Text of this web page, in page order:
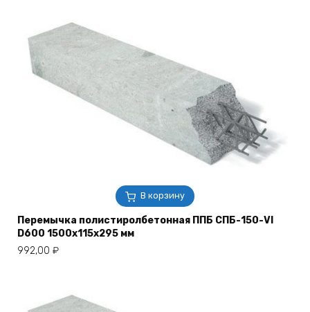
В корзину
Перемычка полистиролбетонная ППБ СПБ-150-VI
D600 1500х115х295 мм
992,00 ₽